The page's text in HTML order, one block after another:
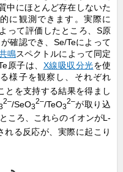
中にほとんど存在しないた
に観測できます。実際に
って評価したところ、S原
確認でき、Se/Teによって
鳴スペクトルによって同定
原子は、 X線吸収分光を使
様子を観察し、それぞれ
とを支持する結果を得まし
2–/SeO3
2–/TeO3
2–が取り込
ころ、これらのイオンがL-
れる反応が、実際に起こり